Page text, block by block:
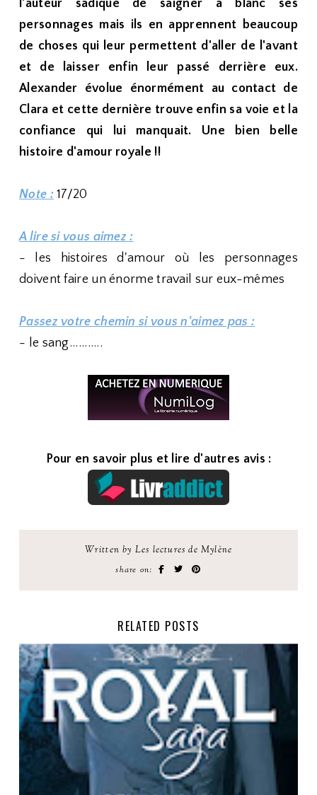
l'auteur sadique de saigner à blanc ses
personnages mais ils en apprennent beaucoup
de choses qui leur permettent d'aller de l'avant
et de laisser enfin leur passé derrière eux.
Alexander évolue énormément au contact de
Clara et cette dernière trouve enfin sa voie et la
confiance qui lui manquait. Une bien belle
histoire d'amour royale !!
Note : 17/20
A lire si vous aimez :
- les histoires d'amour où les personnages
doivent faire un énorme travail sur eux-mêmes
Passez votre chemin si vous n'aimez pas :
- le sang...........
Pour en savoir plus et lire d'autres avis :
Written by Les lectures de Mylène
share on:
RELATED POSTS